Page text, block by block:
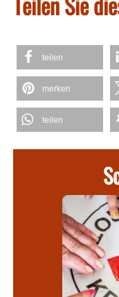
teilen
merken
teilen